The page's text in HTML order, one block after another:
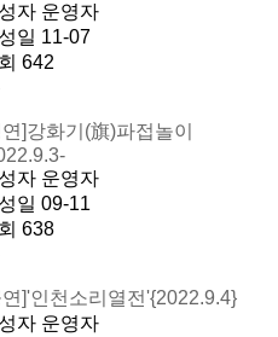
자 운영자
일 11-07
642
연]강화기(旗)파접놀이
자 운영자
일 09-11
638
연]'인천소리열전'{2022.9.4}
자 운영자